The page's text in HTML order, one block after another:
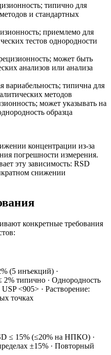
типично для
и стандартных
приемлемо для
тестов однородности
может быть
анализов или анализа
типична для
методов
может указывать на
образца
концентрации из-за
погрешности измерения.
эту зависимость: RSD
снижении
конкретные требования
(5 инъекций) ·
2% типично · Однородность
<905> · Растворение:
точках
≤ 15% (≤20% на НПКО) ·
±15% · Повторный